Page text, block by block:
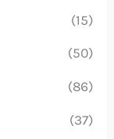
(15)
(50)
(86)
(37)